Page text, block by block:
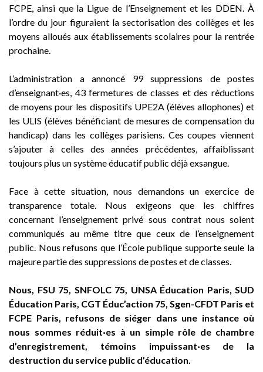
FCPE, ainsi que la Ligue de l’Enseignement et les DDEN. À
l’ordre du jour figuraient la sectorisation des collèges et les
moyens alloués aux établissements scolaires pour la rentrée
prochaine.
L’administration a annoncé 99 suppressions de postes
d’enseignant·es, 43 fermetures de classes et des réductions
de moyens pour les dispositifs UPE2A (élèves allophones) et
les ULIS (élèves bénéficiant de mesures de compensation du
handicap) dans les collèges parisiens. Ces coupes viennent
s’ajouter à celles des années précédentes, affaiblissant
toujours plus un système éducatif public déjà exsangue.
Face à cette situation, nous demandons un exercice de
transparence totale. Nous exigeons que les chiffres
concernant l’enseignement privé sous contrat nous soient
communiqués au même titre que ceux de l’enseignement
public. Nous refusons que l’École publique supporte seule la
majeure partie des suppressions de postes et de classes.
Nous, FSU 75, SNFOLC 75, UNSA Éducation Paris, SUD
Éducation Paris, CGT Éduc’action 75, Sgen-CFDT Paris et
FCPE Paris, refusons de siéger dans une instance où
nous sommes réduit·es à un simple rôle de chambre
d’enregistrement, témoins impuissant·es de la
destruction du service public d’éducation.